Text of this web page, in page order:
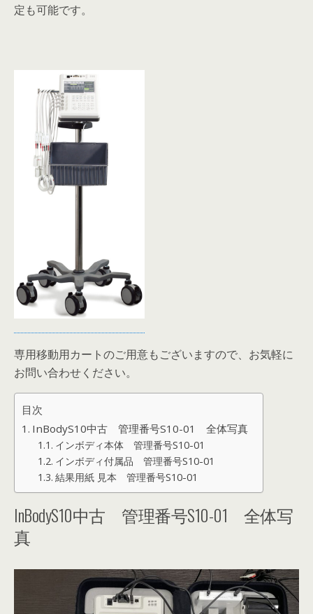
定も可能です。
専用移動用カートのご用意もございますので、お気軽に
お問い合わせください。
目次
InBodyS10中古 管理番号S10-01 全体写真
インボディ本体 管理番号S10-01
インボディ付属品 管理番号S10-01
結果用紙 見本 管理番号S10-01
InBodyS10中古 管理番号S10-01 全体写
真